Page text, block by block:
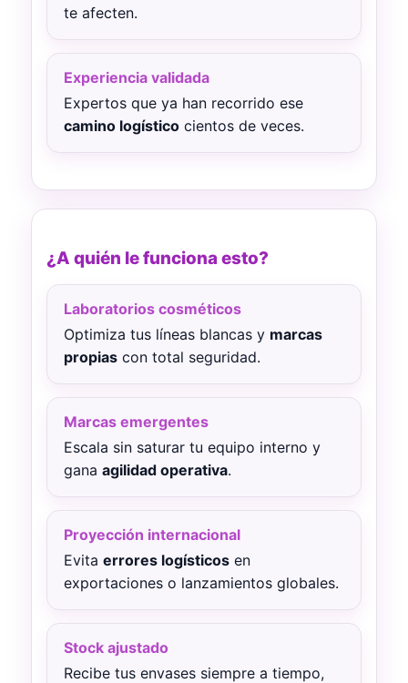
te afecten.
Experiencia validada
Expertos que ya han recorrido ese
camino logístico cientos de veces.
¿A quién le funciona esto?
Laboratorios cosméticos
Optimiza tus líneas blancas y marcas
propias con total seguridad.
Marcas emergentes
Escala sin saturar tu equipo interno y
gana agilidad operativa.
Proyección internacional
Evita errores logísticos en
exportaciones o lanzamientos globales.
Stock ajustado
Recibe tus envases siempre a tiempo,